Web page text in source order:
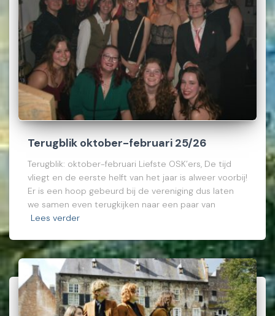
Terugblik oktober-februari 25/26
Terugblik: oktober-februari Liefste OSK’ers, De tijd
vliegt en de eerste helft van het jaar is alweer voorbij!
Er is een hoop gebeurd bij de vereniging dus laten
we samen even terugkijken naar een paar van
Lees verder